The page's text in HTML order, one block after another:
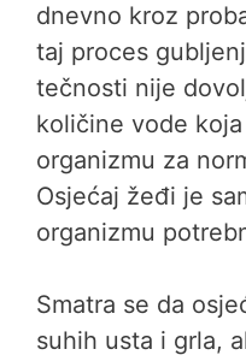
dnevno kroz
taj proces
tečnosti nije
količine vode
organizmu za
Osjećaj žeđi je
organizmu
Smatra se da
suhih usta i grla,